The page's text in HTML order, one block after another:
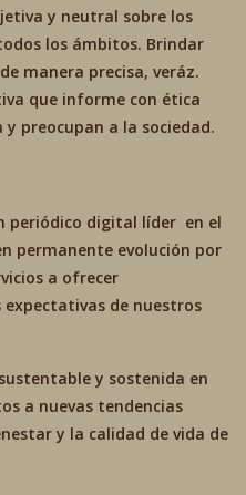
y neutral sobre los
los ámbitos. Brindar
manera precisa, veráz.
que informe con ética
preocupan a la sociedad.
periódico digital líder en el
permanente evolución por
a ofrecer
de nuestros
y sostenida en
a nuevas tendencias
y la calidad de vida de